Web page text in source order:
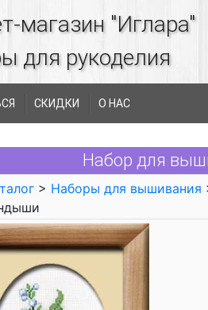
магазин "Иглара"
для рукоделия
СКИДКИ О НАС
Набор для
> Наборы для вышивания